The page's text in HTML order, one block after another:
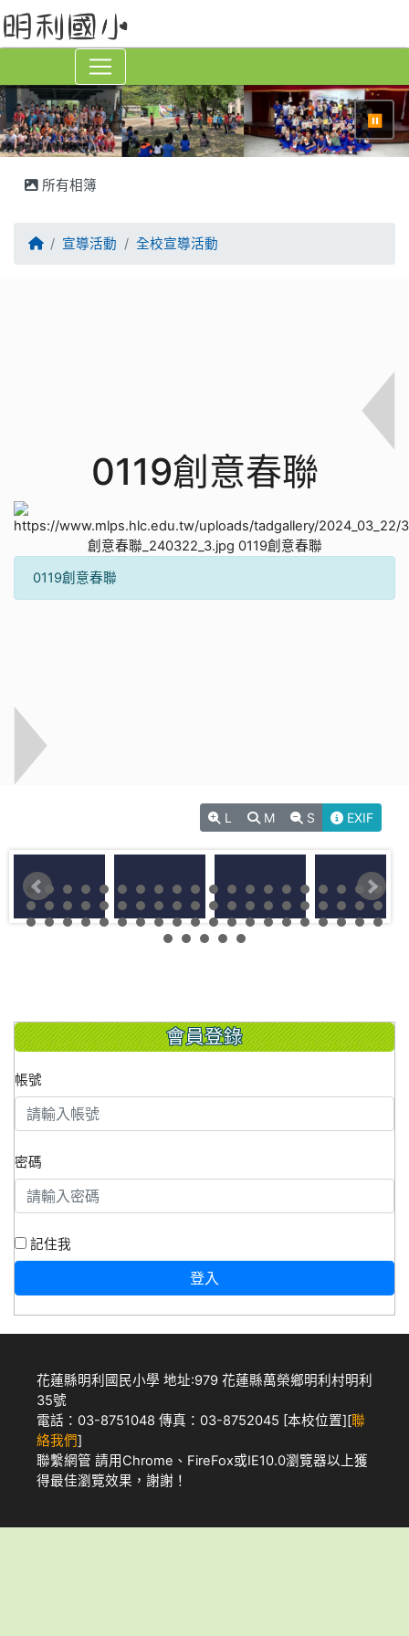
⏸
所有相簿
回首頁宣導活動 全校宣導活動
0119創意春聯
0119創意春聯
L M S EXIF
會員登錄
帳號
密碼
記住我
登入
花蓮縣明利國民小學 地址:979 花蓮縣萬榮鄉明利村明利
35號
電話：03-8751048 傳真：03-8752045 [本校位置][聯
絡我們]
聯繫網管 請用 Chrome 、 FireFox或IE10.0瀏覽器以上獲
得最佳瀏覽效果，謝謝！